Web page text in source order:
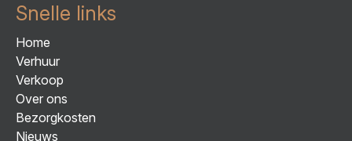
Snelle links
Home
Verhuur
Verkoop
Over ons
Bezorgkosten
Nieuws